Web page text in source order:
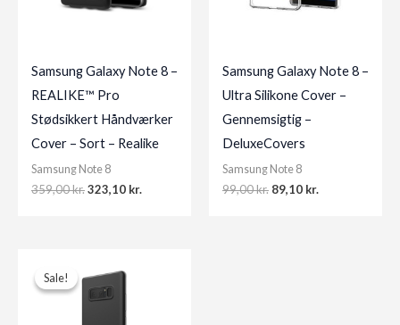
Samsung Galaxy Note 8 –
REALIKE™ Pro
Stødsikkert Håndværker
Cover – Sort – Realike
Samsung Note 8
359,00kr.Original
323,10 kr.
Samsung Galaxy Note 8 –
Ultra Silikone Cover –
Gennemsigtig –
DeluxeCovers
Samsung Note 8
99,00kr. Original
89,10 kr.
Sale!
Sale!